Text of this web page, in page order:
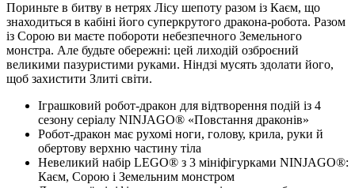
Пориньте в битву в нетрях Лісу шепоту разом із Каєм, що
знаходиться в кабіні його суперкрутого дракона-робота. Разом
із Сорою ви маєте побороти небезпечного Земельного
монстра. Але будьте обережні: цей лиходій озброєний
великими пазуристими руками. Ніндзі мусять здолати його,
щоб захистити Злиті світи.
Іграшковий робот-дракон для відтворення подій із 4
сезону серіалу NINJAGO® «Повстання драконів»
Робот-дракон має рухомі ноги, голову, крила, руки й
обертову верхню частину тіла
Невеликий набір LEGO® з 3 мініфігурками NINJAGO®:
Каєм, Сорою і Земельним монстром